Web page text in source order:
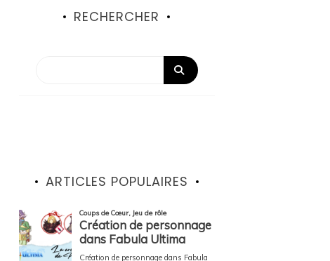
RECHERCHER
ARTICLES POPULAIRES